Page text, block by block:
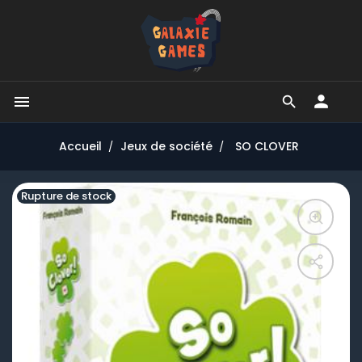


Accueil Jeux de société SO CLOVER
Rupture de stock